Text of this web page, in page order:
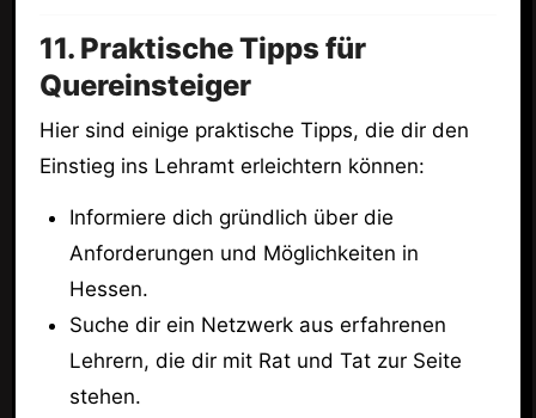
11. Praktische Tipps für
Quereinsteiger
Hier sind einige praktische Tipps, die dir den
Einstieg ins Lehramt erleichtern können:
Informiere dich gründlich über die
Anforderungen und Möglichkeiten in
Hessen.
Suche dir ein Netzwerk aus erfahrenen
Lehrern, die dir mit Rat und Tat zur Seite
stehen.